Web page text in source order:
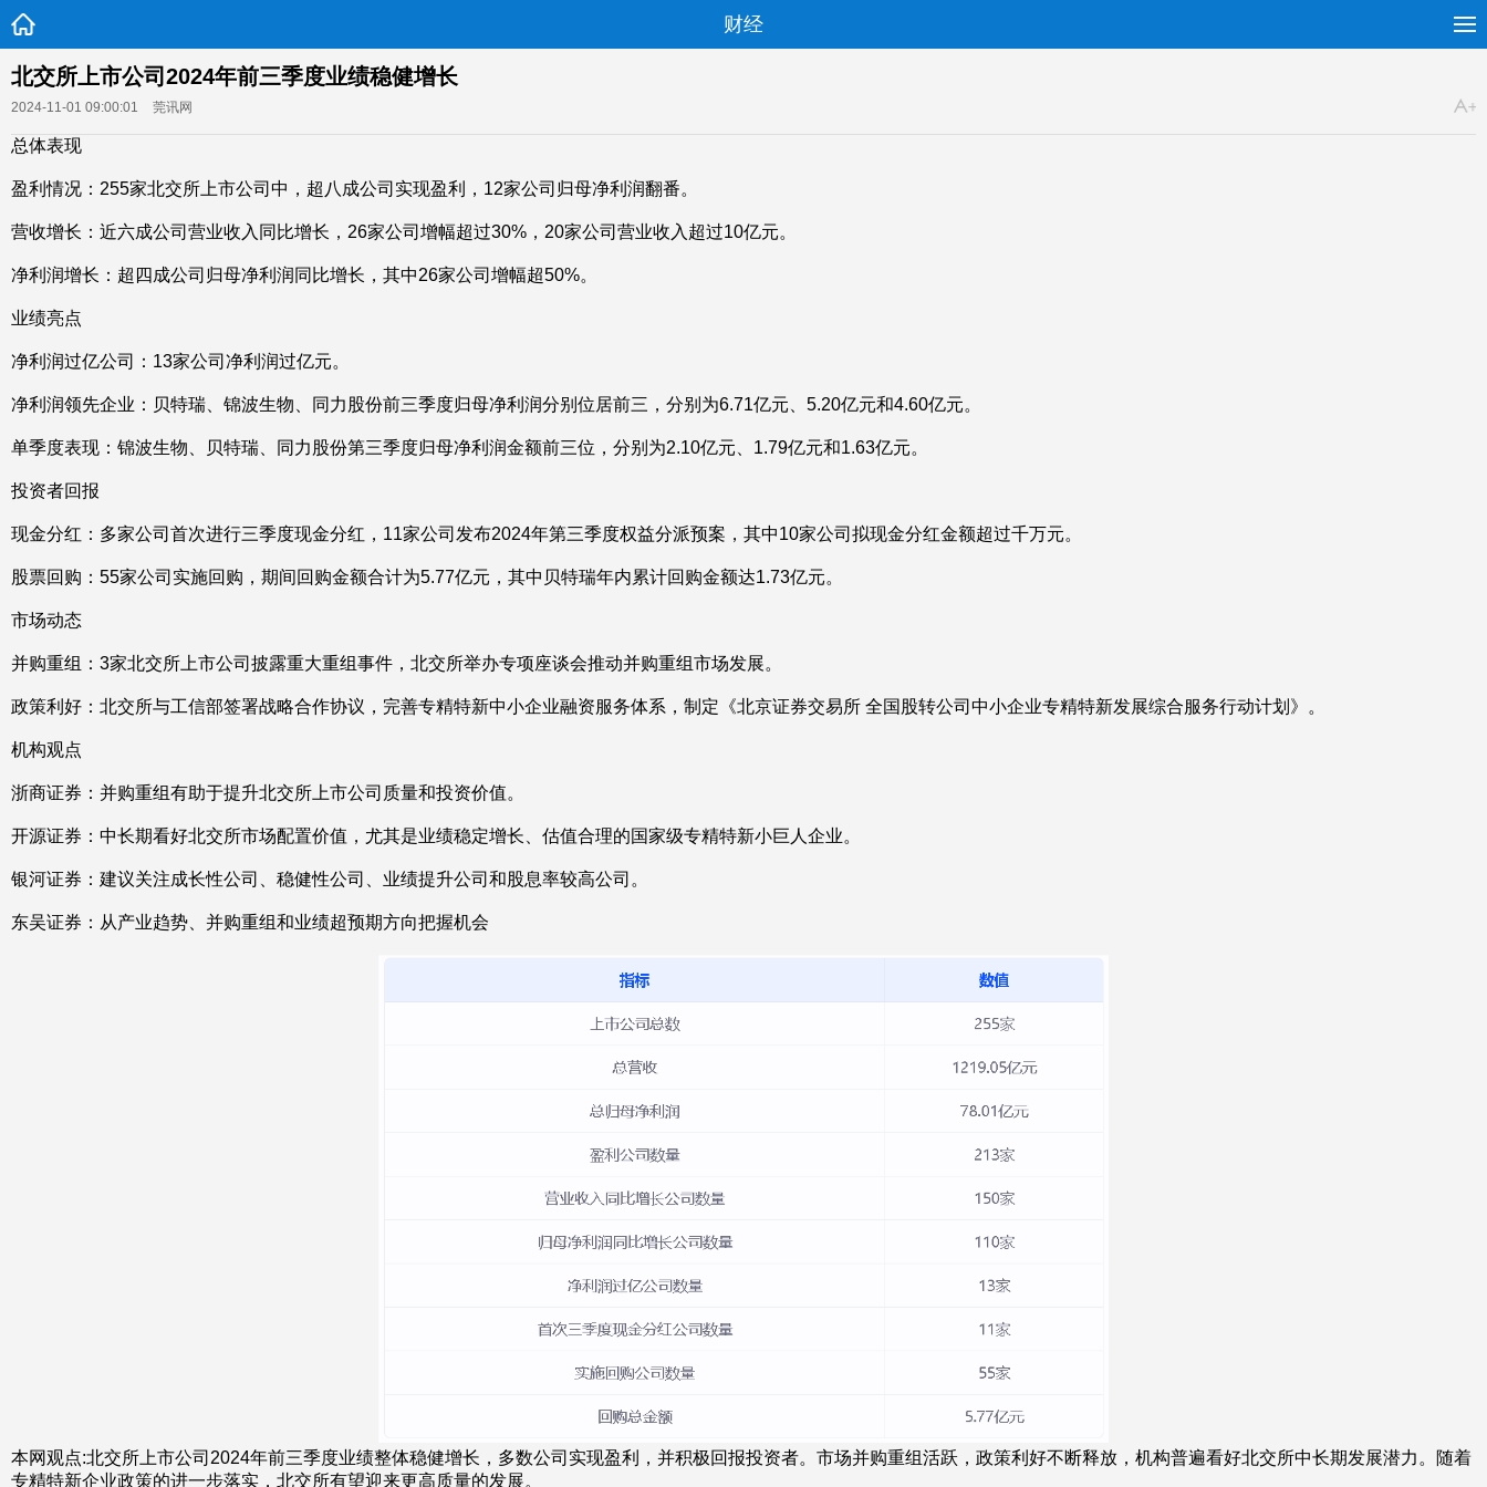
财经
北交所上市公司2024年前三季度业绩稳健增长
2024-11-01 09:00:01 莞讯网
总体表现
盈利情况：255家北交所上市公司中，超八成公司实现盈利，12家公司归母净利润翻番。
营收增长：近六成公司营业收入同比增长，26家公司增幅超过30%，20家公司营业收入超过10亿元。
净利润增长：超四成公司归母净利润同比增长，其中26家公司增幅超50%。
业绩亮点
净利润过亿公司：13家公司净利润过亿元。
净利润领先企业：贝特瑞、锦波生物、同力股份前三季度归母净利润分别位居前三，分别为6.71亿元、5.20亿元和4.60亿元。
单季度表现：锦波生物、贝特瑞、同力股份第三季度归母净利润金额前三位，分别为2.10亿元、1.79亿元和1.63亿元。
投资者回报
现金分红：多家公司首次进行三季度现金分红，11家公司发布2024年第三季度权益分派预案，其中10家公司拟现金分红金额超过千万元。
股票回购：55家公司实施回购，期间回购金额合计为5.77亿元，其中贝特瑞年内累计回购金额达1.73亿元。
市场动态
并购重组：3家北交所上市公司披露重大重组事件，北交所举办专项座谈会推动并购重组市场发展。
政策利好：北交所与工信部签署战略合作协议，完善专精特新中小企业融资服务体系，制定《北京证券交易所 全国股转公司中小企业专精特新发展综合服务行动计划》。
机构观点
浙商证券：并购重组有助于提升北交所上市公司质量和投资价值。
开源证券：中长期看好北交所市场配置价值，尤其是业绩稳定增长、估值合理的国家级专精特新小巨人企业。
银河证券：建议关注成长性公司、稳健性公司、业绩提升公司和股息率较高公司。
东吴证券：从产业趋势、并购重组和业绩超预期方向把握机会
本网观点:北交所上市公司2024年前三季度业绩整体稳健增长，多数公司实现盈利，并积极回报投资者。市场并购重组活跃，政策利好不断释放，机构普遍看好北交所中长期发展潜力。随着
专精特新企业政策的进一步落实，北交所有望迎来更高质量的发展。